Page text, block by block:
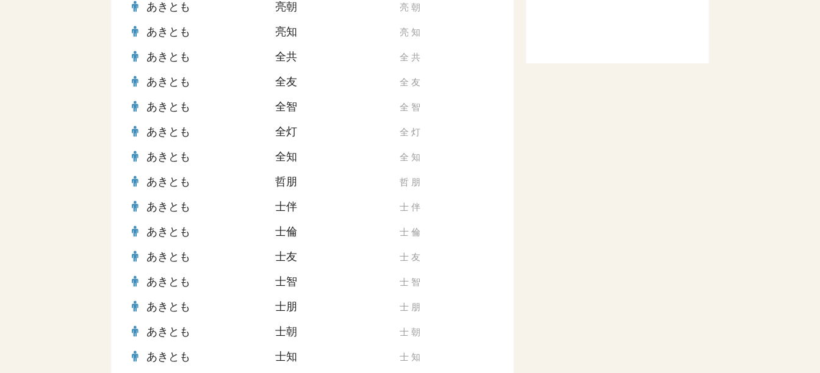
あきとも 亮朝 亮 朝
あきとも 亮知 亮 知
あきとも 全共 全 共
あきとも 全友 全 友
あきとも 全智 全 智
あきとも 全灯 全 灯
あきとも 全知 全 知
あきとも 哲朋 哲 朋
あきとも 士伴 士 伴
あきとも 士倫 士 倫
あきとも 士友 士 友
あきとも 士智 士 智
あきとも 士朋 士 朋
あきとも 士朝 士 朝
あきとも 士知 士 知